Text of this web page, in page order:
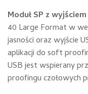
Moduł SP z wyjściem
40 Large Format w
jasności oraz wyjście
aplikacji do soft
USB jest wspierany
proofingu czołowych